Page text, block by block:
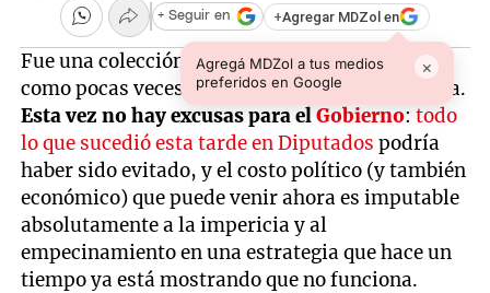
+Agregar MDZol en
Agregá MDZol a tus medios
preferidos en Google
×
+ Seguir en
Fue una colección de errores autoinflingidos
como pocas veces se vio en la política Argentina.
Esta vez no hay excusas para elGobierno:todo
lo que sucedió esta tarde en Diputados podría
haber sido evitado, y el costo político (y también
económico) que puede venir ahora es imputable
absolutamente a la impericia y al
empecinamiento en una estrategia que hace un
tiempo ya está mostrando que no funciona.